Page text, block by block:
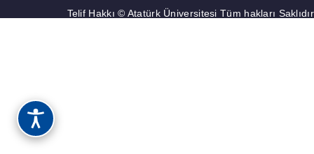
Telif Hakkı © Atatürk Üniversitesi Tüm hakları Saklıdır